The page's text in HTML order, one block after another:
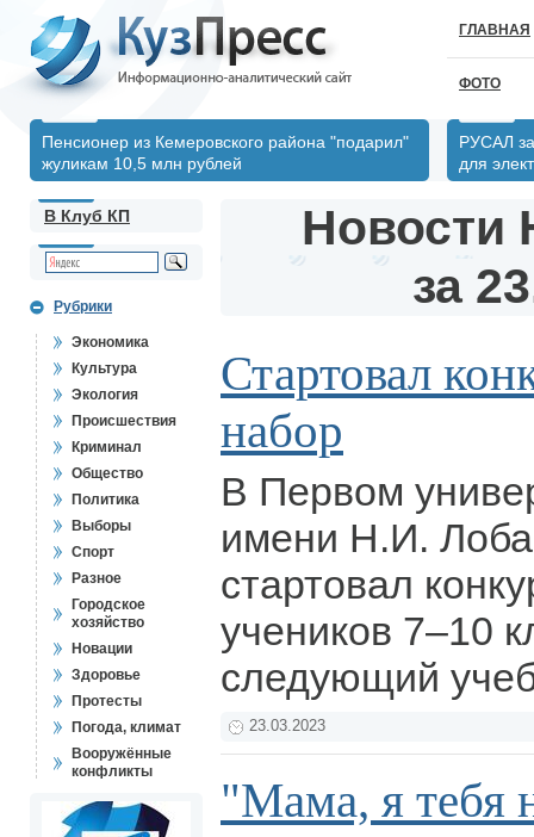
ГЛАВНАЯ
ФОТО
Пенсионер из Кемеровского района "подарил"
жуликам 10,5 млн рублей
РУСАЛ
для
В Клуб КП
Рубрики
Экономика
Культура
Экология
Происшествия
Криминал
Общество
Политика
Выборы
Спорт
Разное
Городское
хозяйство
Новации
Здоровье
Протесты
Погода, климат
Вооружённые
конфликты
Новости
за
Стартовал
набор
В Первом
имени Н.И.
стартовал
учеников 7–10
следующий
23.03.2023
"Мама, я тебя